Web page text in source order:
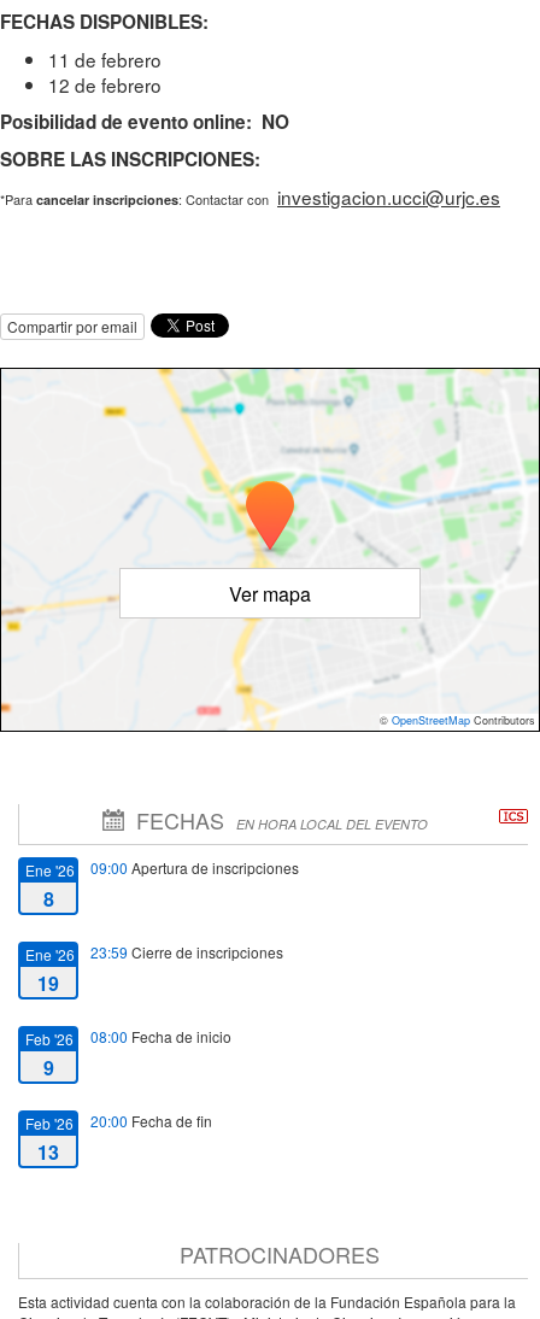
FECHAS DISPONIBLES:
11 de febrero
12 de febrero
Posibilidad de evento online: NO
SOBRE LAS INSCRIPCIONES:
*Para cancelar inscripciones: Contactar con investigacion.ucci@urjc.es
Compartir por email
Ver mapa
© OpenStreetMap Contributors
FECHAS EN HORA LOCAL DEL EVENTO
Ene '26
8
09:00 Apertura de inscripciones
Ene '26
19
23:59 Cierre de inscripciones
Feb '26
9
08:00 Fecha de inicio
Feb '26
13
20:00 Fecha de fin
PATROCINADORES
Esta actividad cuenta con la colaboración de la Fundación Española para la